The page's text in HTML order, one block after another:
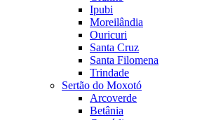
Ipubi
Moreilândia
Ouricuri
Santa Cruz
Santa Filomena
Trindade
Sertão do Moxotó
Arcoverde
Betânia